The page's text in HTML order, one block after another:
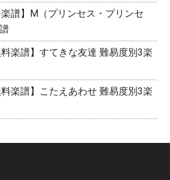
楽譜】M（プリンセス・プリンセ
料楽譜】すてきな友達 難易度別3楽
料楽譜】こたえあわせ 難易度別3楽